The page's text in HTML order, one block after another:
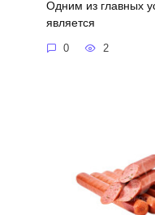
Одним из главных
является
0 2